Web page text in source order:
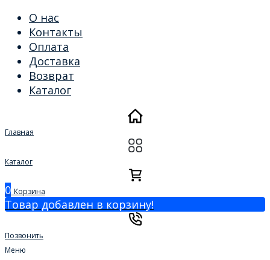
О нас
Контакты
Оплата
Доставка
Возврат
Каталог
Главная
Каталог
0 Корзина
Товар добавлен в корзину!
Позвонить
Меню